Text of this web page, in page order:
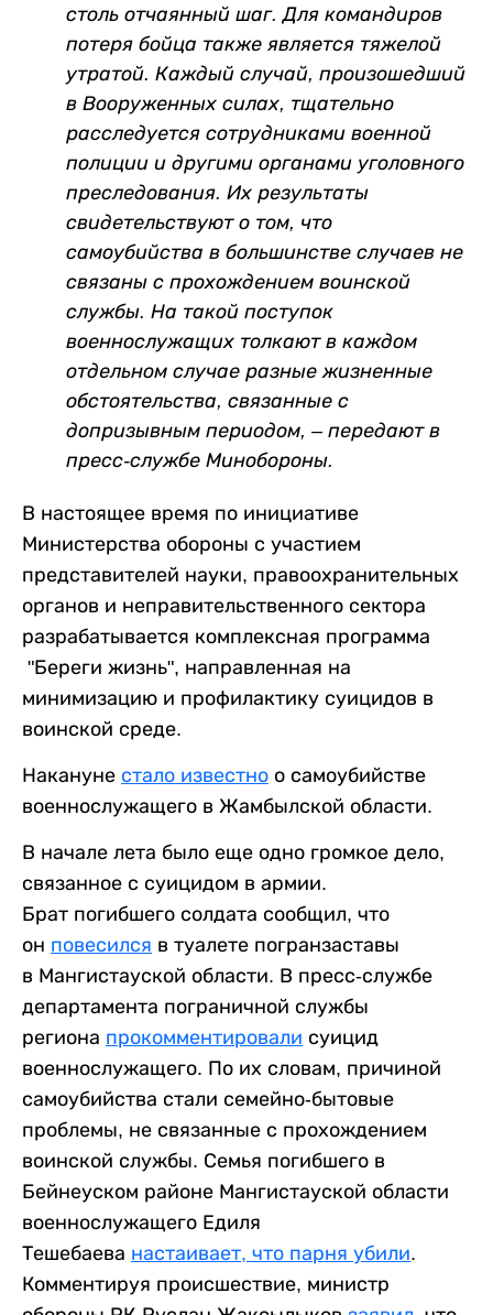
столь отчаянный шаг. Для командиров
потеря бойца также является тяжелой
утратой. Каждый случай, произошедший
в Вооруженных силах, тщательно
расследуется сотрудниками военной
полиции и другими органами уголовного
преследования. Их результаты
свидетельствуют о том, что
самоубийства в большинстве случаев не
связаны с прохождением воинской
службы. На такой поступок
военнослужащих толкают в каждом
отдельном случае разные жизненные
обстоятельства, связанные с
допризывным периодом, – передают в
пресс-службе Минобороны.
В настоящее время по инициативе
Министерства обороны с участием
представителей науки, правоохранительных
органов и неправительственного сектора
разрабатывается комплексная программа
"Береги жизнь", направленная на
минимизацию и профилактику суицидов в
воинской среде.
Накануне стало известно о самоубийстве
военнослужащего в Жамбылской области.
В начале лета было еще одно громкое дело,
связанное с суицидом в армии.
Брат погибшего солдата сообщил, что
он повесился в туалете погранзаставы
в Мангистауской области. В пресс-службе
департамента пограничной службы
региона прокомментировали суицид
военнослужащего. По их словам, причиной
самоубийства стали семейно-бытовые
проблемы, не связанные с прохождением
воинской службы. Семья погибшего в
Бейнеуском районе Мангистауской области
военнослужащего Едиля
Тешебаева настаивает, что парня убили.
Комментируя происшествие, министр